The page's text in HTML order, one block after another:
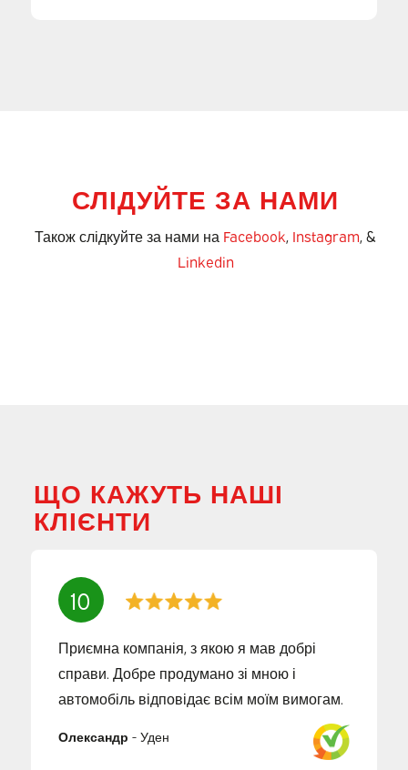
СЛІДУЙТЕ ЗА НАМИ
Також слідкуйте за нами на Facebook, Instagram, &
Linkedin
ЩО КАЖУТЬ НАШІ
КЛІЄНТИ
10
Приємна компанія, з якою я мав добрі
справи. Добре продумано зі мною і
автомобіль відповідає всім моїм вимогам.
Олександр - Уден